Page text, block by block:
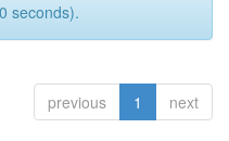
seconds).
previous 1 next